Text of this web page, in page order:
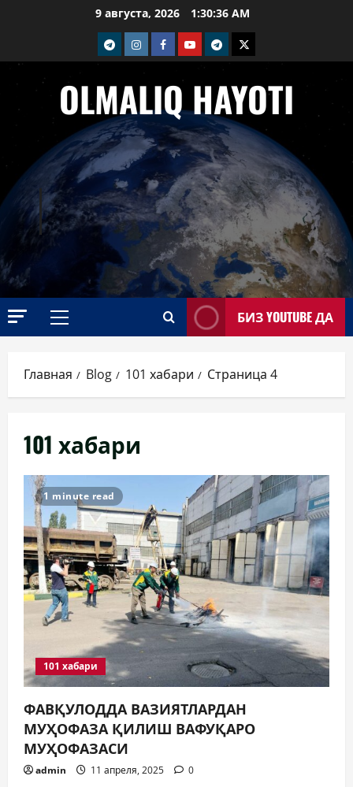
9 августа, 2026 1:30:36 AM
telegramInstagramFacebook
Youtubetelegram+
Twitter
OLMALIQ HAYOTI
Основное
БИЗ YOUTUBE ДА
Главная Blog 101 хабари Страница 4
101 хабари
1 minute read
101 хабари
ФАВҚУЛОДДА ВАЗИЯТЛАРДАН
МУҲОФАЗА ҚИЛИШ ВАФУҚАРО
МУҲОФАЗАСИ
admin 11 апреля, 2025 0